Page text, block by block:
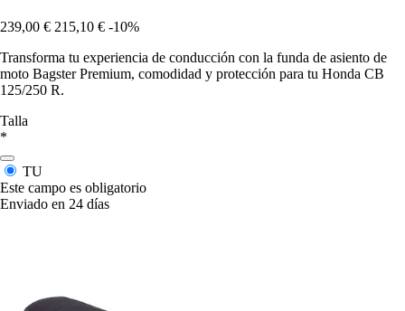
239,00 € 215,10 € -10%
Transforma tu experiencia de conducción con la funda de asiento de
moto Bagster Premium, comodidad y protección para tu Honda CB
125/250 R.
Talla
*
TU
Este campo es obligatorio
Enviado en 24 días